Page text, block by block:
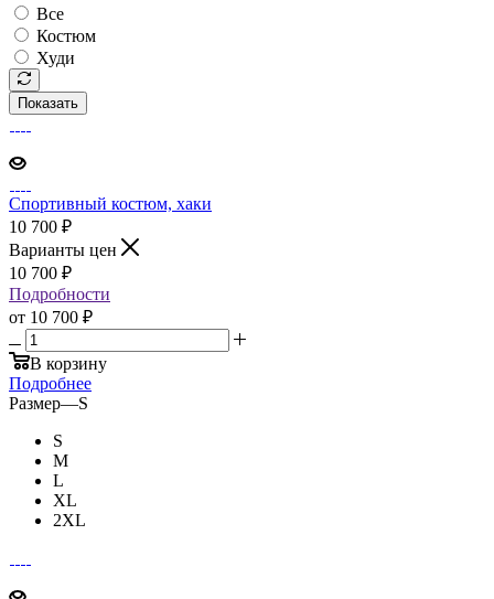
Все
Костюм
Худи
Показать
Спортивный костюм, хаки
10 700 ₽
Варианты цен
10 700 ₽
Подробности
от 10 700 ₽
В корзину
Подробнее
Размер—S
S
M
L
XL
2XL